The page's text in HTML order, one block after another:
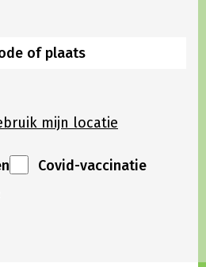
mijn locatie
Covid-vaccinatie